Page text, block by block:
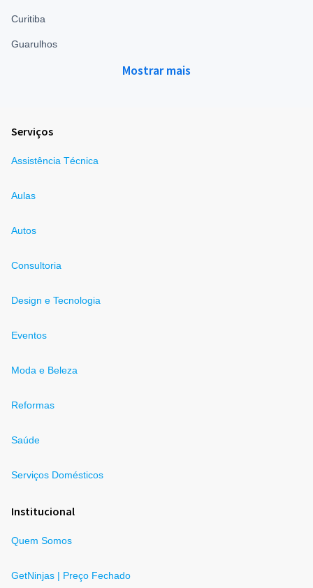
Curitiba
Guarulhos
Mostrar mais
Serviços
Assistência Técnica
Aulas
Autos
Consultoria
Design e Tecnologia
Eventos
Moda e Beleza
Reformas
Saúde
Serviços Domésticos
Institucional
Quem Somos
GetNinjas | Preço Fechado